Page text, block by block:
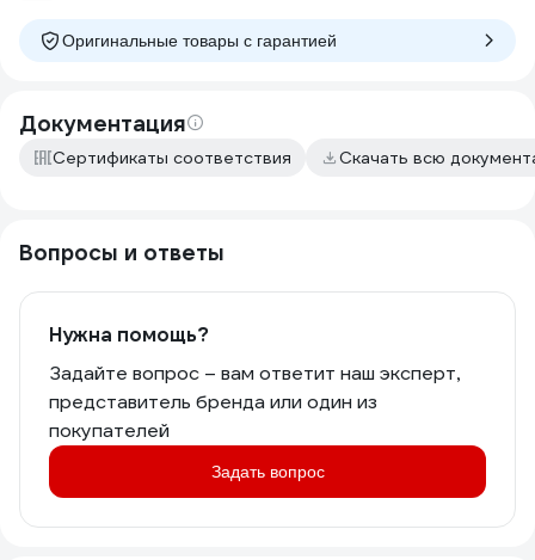
оправданы.
Оригинальные товары c гарантией
Документация
Сертификаты соответствия Скачать всю
Вопросы и ответы
Нужна помощь?
Задайте вопрос – вам ответит наш эксперт,
представитель бренда или один из
покупателей
Задать вопрос